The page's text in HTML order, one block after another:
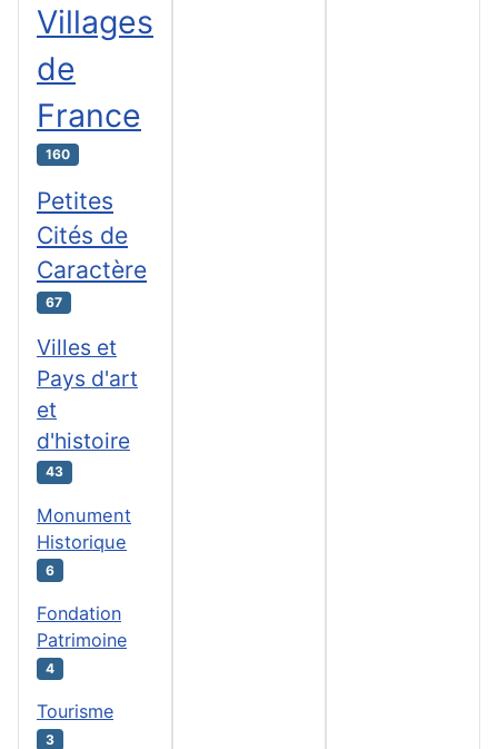
Villages
de
France
160
Petites
Cités de
Caractère
67
Villes et
Pays d'art
et
d'histoire
43
Monument
Historique
6
Fondation
Patrimoine
4
Tourisme
3